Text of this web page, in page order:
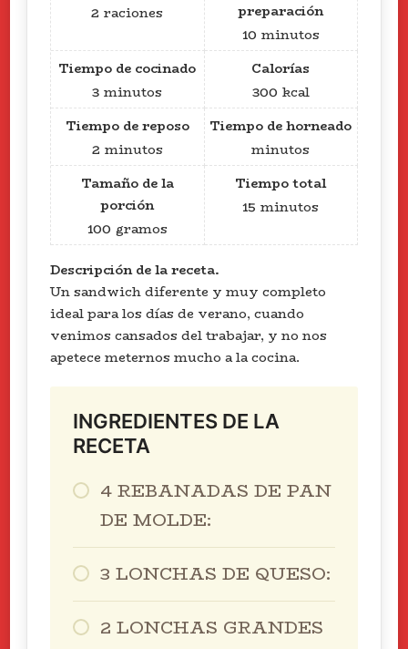
2 raciones
preparación
10 minutos
Tiempo de cocinado
3 minutos
Calorías
300 kcal
Tiempo de reposo
2 minutos
Tiempo de horneado
minutos
Tamaño de la
porción
100 gramos
Tiempo total
15 minutos
Descripción de la receta.
Un sandwich diferente y muy completo
ideal para los días de verano, cuando
venimos cansados del trabajar, y no nos
apetece meternos mucho a la cocina.
INGREDIENTES DE LA
RECETA
4 REBANADAS DE PAN
DE MOLDE:
3 LONCHAS DE QUESO:
2 LONCHAS GRANDES